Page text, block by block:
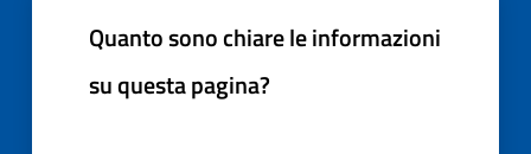
Quanto sono chiare le informazioni
su questa pagina?